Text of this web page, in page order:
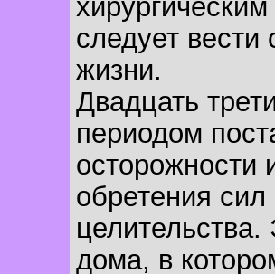
следует вести
жизни.
Двадцать
периодом
осторожности
обретения
дома, в